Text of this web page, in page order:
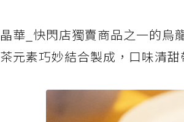
晶華_快閃店獨賣商品之一的烏
茶元素巧妙結合製成，口味清